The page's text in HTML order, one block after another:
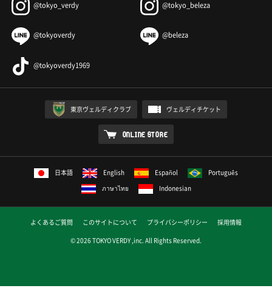
@tokyo_verdy @tokyo_beleza
@tokyoverdy @beleza
@tokyoverdy1969
東京ヴェルディクラブ ヴェルディチケット
ONLINE STORE
日本語 English Español
Português
ภาษาไทย
Indonesian
よくあるご質問 このサイトについて プライバシーポリシー
採用情報
© 2026 TOKYO VERDY ,inc. All Rights Reserved.